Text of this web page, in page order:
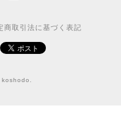
商取引法に基づく表記